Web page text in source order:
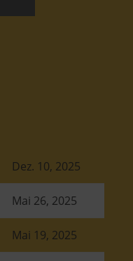
Dez. 10, 2025
Mai 26, 2025
Mai 19, 2025